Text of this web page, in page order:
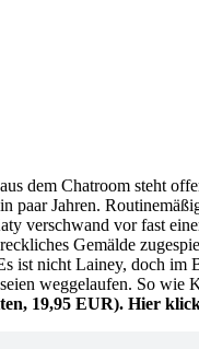
dem Chatroom steht
paar Jahren.
verschwand vor fast
Gemälde
ist nicht Lainey, doch
seien weggelaufen. So
19,95 EUR). Hier